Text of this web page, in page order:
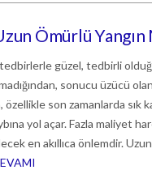
Ömürlü
güzel, tedbirli
sonucu üzücü
özellikle son zamanlarda sık
yol açar. Fazla maliyet
en akıllıca önlemdir.